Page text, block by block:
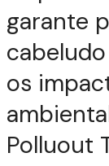
garante
os
Polluout